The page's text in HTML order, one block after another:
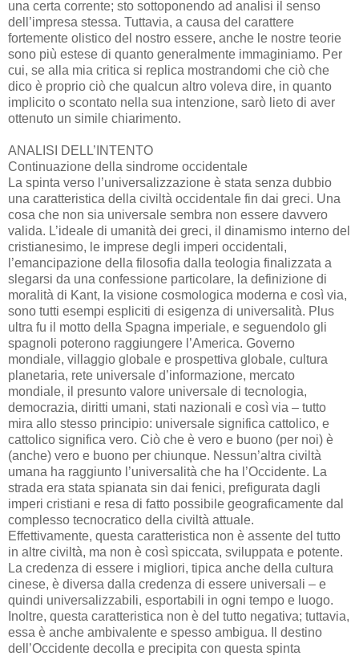
una certa corrente; sto sottoponendo ad analisi il senso
dell’impresa stessa. Tuttavia, a causa del carattere
fortemente olistico del nostro essere, anche le nostre teorie
sono più estese di quanto generalmente immaginiamo. Per
cui, se alla mia critica si replica mostrandomi che ciò che
dico è proprio ciò che qualcun altro voleva dire, in quanto
implicito o scontato nella sua intenzione, sarò lieto di aver
ottenuto un simile chiarimento.
ANALISI DELL’INTENTO
Continuazione della sindrome occidentale
La spinta verso l’universalizzazione è stata senza dubbio
una caratteristica della civiltà occidentale fin dai greci. Una
cosa che non sia universale sembra non essere davvero
valida. L’ideale di umanità dei greci, il dinamismo interno del
cristianesimo, le imprese degli imperi occidentali,
l’emancipazione della filosofia dalla teologia finalizzata a
slegarsi da una confessione particolare, la definizione di
moralità di Kant, la visione cosmologica moderna e così via,
sono tutti esempi espliciti di esigenza di universalità. Plus
ultra fu il motto della Spagna imperiale, e seguendolo gli
spagnoli poterono raggiungere l’America. Governo
mondiale, villaggio globale e prospettiva globale, cultura
planetaria, rete universale d’informazione, mercato
mondiale, il presunto valore universale di tecnologia,
democrazia, diritti umani, stati nazionali e così via – tutto
mira allo stesso principio: universale significa cattolico, e
cattolico significa vero. Ciò che è vero e buono (per noi) è
(anche) vero e buono per chiunque. Nessun’altra civiltà
umana ha raggiunto l’universalità che ha l’Occidente. La
strada era stata spianata sin dai fenici, prefigurata dagli
imperi cristiani e resa di fatto possibile geograficamente dal
complesso tecnocratico della civiltà attuale.
Effettivamente, questa caratteristica non è assente del tutto
in altre civiltà, ma non è così spiccata, sviluppata e potente.
La credenza di essere i migliori, tipica anche della cultura
cinese, è diversa dalla credenza di essere universali – e
quindi universalizzabili, esportabili in ogni tempo e luogo.
Inoltre, questa caratteristica non è del tutto negativa; tuttavia,
essa è anche ambivalente e spesso ambigua. Il destino
dell’Occidente decolla e precipita con questa spinta